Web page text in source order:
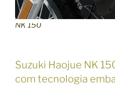
o
f
a
NK 150
Suzuki Haojue NK
com tecnologia